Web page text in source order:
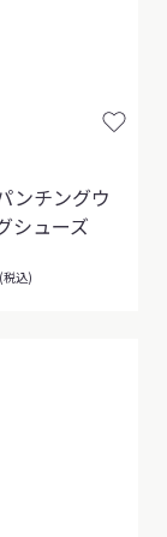
ンチングウ
シューズ
(税込)